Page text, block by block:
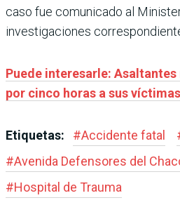
caso fue comunicado al
investigaciones
Puede interesarle:
por cinco horas a sus
Etiquetas: #Accidente fatal
#Avenida Defensores del
#Hospital de Trauma